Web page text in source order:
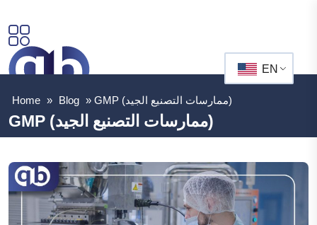
EN
Home » Blog » GMP (ممارسات التصنيع الجيد)
GMP (ممارسات التصنيع الجيد)